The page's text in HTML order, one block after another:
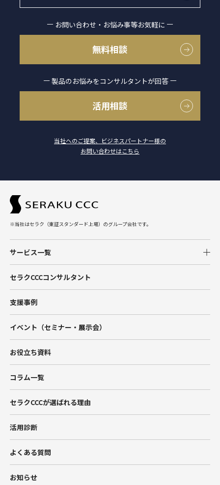
お問い合わせ・お悩み事等お気軽に
無料相談
製品のお悩みをコンサルタントが回答
活用相談
当社へのご提案、ビジネスパートナー様の
お問い合わせはこちら
※当社はセラク（東証スタンダード上場）のグループ会社です。
サービス一覧
Salesforce
Tableau
Account Engagement（旧Pardot）
Marketing Cloud
Data Cloud
BtoBマーケティング支援
セラクCCCコンサルタント
支援事例
イベント（セミナー・展示会）
お役立ち資料
コラム一覧
セラクCCCが選ばれる理由
活用診断
よくある質問
お知らせ